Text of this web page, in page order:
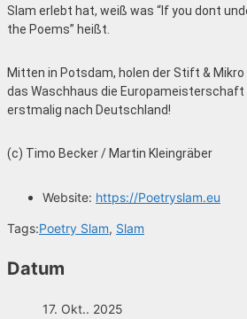
Slam erlebt hat, weiß was “If you dont
the Poems” heißt.
Mitten in Potsdam, holen der Stift & Mikro
das Waschhaus die Europameisterschaft
erstmalig nach Deutschland!
(c) Timo Becker / Martin Kleingräber
Website: https://Poetryslam.eu
Tags:Poetry Slam, Slam
Datum
17. Okt.. 2025